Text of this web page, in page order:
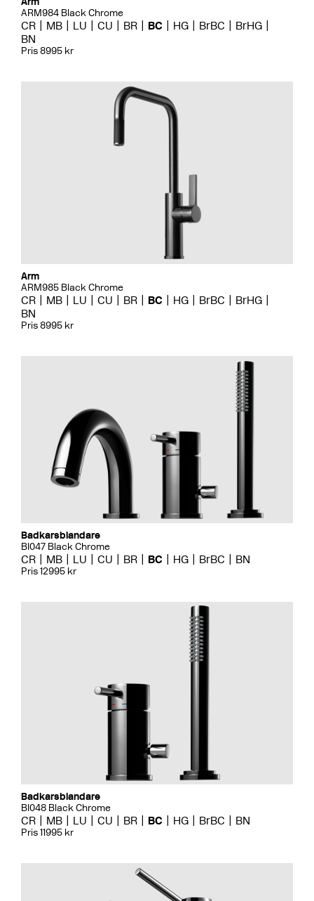
ARM984 Black Chrome
CR MB LU CU BR BC HG BrBC
BrHG
BN
Pris 8995 kr
Arm
ARM985 Black Chrome
CR MB LU CU BR BC HG BrBC
BrHG
BN
Pris 8995 kr
Badkarsblandare
BI047 Black Chrome
CR MB LU CU BR BC HG BrBC BN
Pris 12995 kr
Badkarsblandare
BI048 Black Chrome
CR MB LU CU BR BC HG BrBC BN
Pris 11995 kr